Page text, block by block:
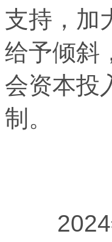
支持，加
给予倾斜
会资本投
制。